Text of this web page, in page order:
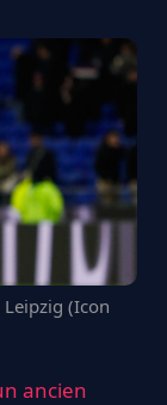
(Icon
ancien